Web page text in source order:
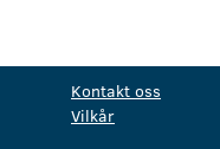
Kontakt oss
Vilkår